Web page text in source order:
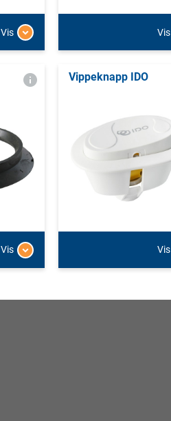
Vis Vis
Vis
Vippeknapp IDO
Vis